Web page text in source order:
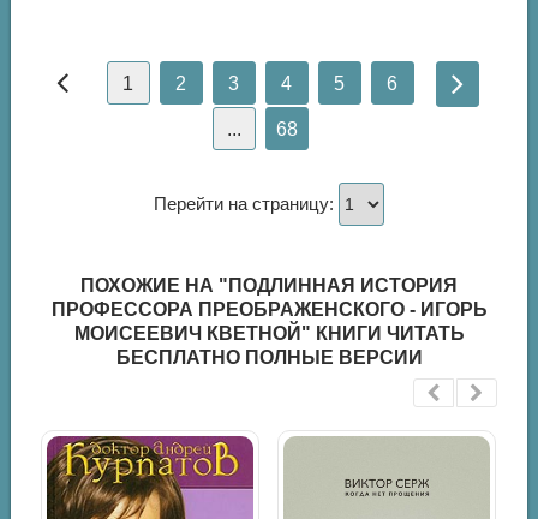
1 2 3 4 5 6
... 68
Перейти на страницу:
ПОХОЖИЕ НА "ПОДЛИННАЯ ИСТОРИЯ
ПРОФЕССОРА ПРЕОБРАЖЕНСКОГО - ИГОРЬ
МОИСЕЕВИЧ КВЕТНОЙ" КНИГИ ЧИТАТЬ
БЕСПЛАТНО ПОЛНЫЕ ВЕРСИИ